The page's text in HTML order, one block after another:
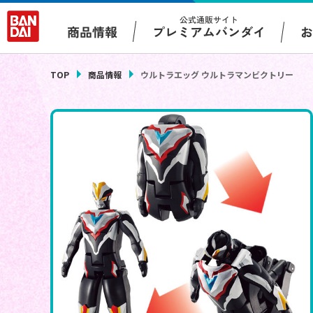
商品情報
公式通販サイト
プレミアムバンダイ
TOP 商品情報 ウルトラエッグ ウルトラマンビクトリー